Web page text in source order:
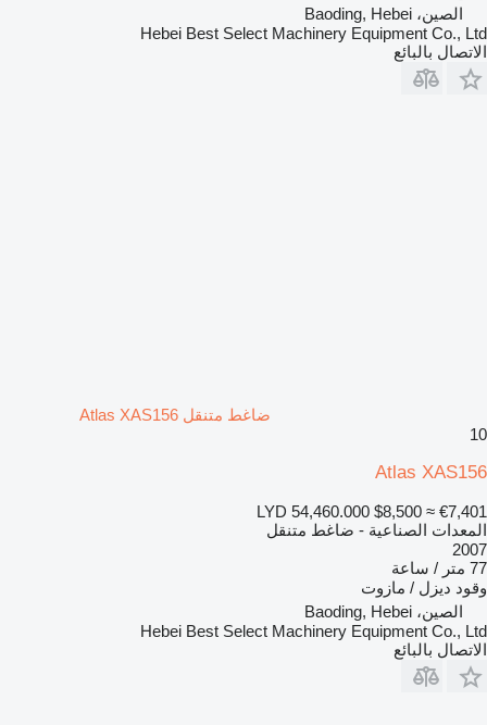
الصين، Baoding, Hebei
Hebei Best Select Machinery Equipment Co., Ltd
الاتصال بالبائع
ضاغط متنقل Atlas XAS156
10
Atlas XAS156
LYD 54,460.000 $8,500 ≈ €7,401
المعدات الصناعية - ضاغط متنقل
2007
77 متر / ساعة
وقود ديزل / مازوت
الصين، Baoding, Hebei
Hebei Best Select Machinery Equipment Co., Ltd
الاتصال بالبائع